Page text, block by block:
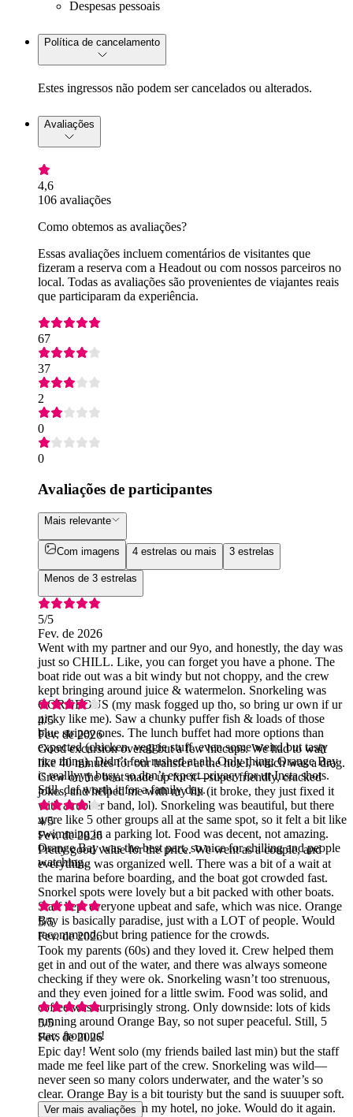
Despesas pessoais
Política de cancelamento
Estes ingressos não podem ser cancelados ou alterados.
Avaliações
4,6
106 avaliações
Como obtemos as avaliações?
Essas avaliações incluem comentários de visitantes que
fizeram a reserva com a Headout ou com nossos parceiros no
local. Todas as avaliações são provenientes de viajantes reais
que participaram da experiência.
67
37
2
0
0
Avaliações de participantes
Mais relevante
Com imagens 4 estrelas ou mais 3 estrelas
Menos de 3 estrelas
5/5
Fev. de 2026
Went with my partner and our 9yo, and honestly, the day was
just so CHILL. Like, you can forget you have a phone. The
boat ride out was a bit windy but not choppy, and the crew
kept bringing around juice & watermelon. Snorkeling was
GORGEOUS (my mask fogged up tho, so bring ur own if ur
picky like me). Saw a chunky puffer fish & loads of those
blue stripey ones. The lunch buffet had more options than
expected (chicken, veggie stuff, even some weird but tasty
rice thing). Didn’t feel rushed at all. Only thing: Orange Bay
is realllyyy busy, so don’t expect privacy for ur Insta shots.
Still, def worth it for a family day.
4/5
Fev. de 2026
Good excursion overall but a few hiccups. We had to wait
like 40 minutes for our transfer at the hotel, which was a drag.
Crew on the boat made up for it—super friendly, cracked
jokes, and helped me with my fin (it broke, they just fixed it
with a rubber band, lol). Snorkeling was beautiful, but there
were like 5 other groups all at the same spot, so it felt a bit like
swimming in a parking lot. Food was decent, not amazing.
Orange Bay was the best part, so nice for chilling and people
watching.
4/5
Fev. de 2026
Pretty good value for the price. We went as a couple, and
everything was organized well. There was a bit of a wait at
the marina before boarding, and the boat got crowded fast.
Snorkel spots were lovely but a bit packed with other boats.
Staff kept everyone upbeat and safe, which was nice. Orange
Bay is basically paradise, just with a LOT of people. Would
recommend, but bring patience for the crowds.
5/5
Fev. de 2026
Took my parents (60s) and they loved it. Crew helped them
get in and out of the water, and there was always someone
checking if they were ok. Snorkeling wasn’t too strenuous,
and they even joined for a little swim. Food was solid, and
coffee was surprisingly strong. Only downside: lots of kids
running around Orange Bay, so not super peaceful. Still, 5
stars from us!
5/5
Fev. de 2026
Epic day! Went solo (my friends bailed last min) but the staff
made me feel like part of the crew. Snorkeling was wild—
never seen so many colors underwater, and the water’s so
clear. Orange Bay is a bit touristy but the sand is suuuper soft.
Lunch was better than my hotel, no joke. Would do it again.
Ver mais avaliações